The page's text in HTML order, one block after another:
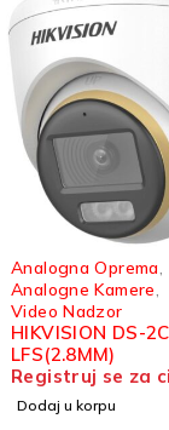
Analogna Oprema
Analogne Kamere
Video Nadzor
HIKVISION DS-
LFS(2.8MM)
Registruj se za
Dodaj u korpu